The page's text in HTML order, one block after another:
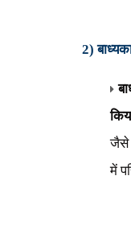
2)
जैसे
में